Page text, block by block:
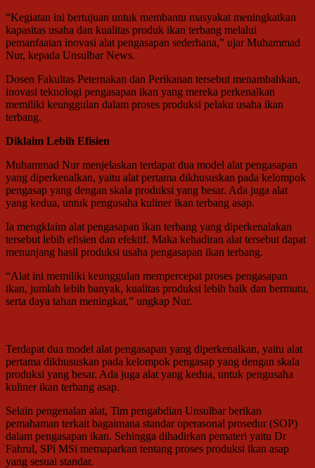
“Kegiatan ini bertujuan untuk membantu masyakat meningkatkan
kapasitas usaha dan kualitas produk ikan terbang melalui
pemanfaatan inovasi alat pengasapan sederhana,” ujar Muhammad
Nur, kepada Unsulbar News.
Dosen Fakultas Peternakan dan Perikanan tersebut menambahkan,
inovasi teknologi pengasapan ikan yang mereka perkenalkan
memiliki keunggulan dalam proses produksi pelaku usaha ikan
terbang.
Diklaim Lebih Efisien
Muhammad Nur menjelaskan terdapat dua model alat pengasapan
yang diperkenalkan, yaitu alat pertama dikhususkan pada kelompok
pengasap yang dengan skala produksi yang besar. Ada juga alat
yang kedua, untuk pengusaha kuliner ikan terbang asap.
Ia mengklaim alat pengasapan ikan terbang yang diperkenalakan
tersebut lebih efisien dan efektif. Maka kehadiran alat tersebut dapat
menunjang hasil produksi usaha pengasapan ikan terbang.
“Alat ini memiliki keunggulan mempercepat proses pengasapan
ikan, jumlah lebih banyak, kualitas produksi lebih baik dan bermutu,
serta daya tahan meningkat,” ungkap Nur.
Terdapat dua model alat pengasapan yang diperkenalkan, yaitu alat
pertama dikhususkan pada kelompok pengasap yang dengan skala
produksi yang besar. Ada juga alat yang kedua, untuk pengusaha
kuliner ikan terbang asap.
Selain pengenalan alat, Tim pengabdian Unsulbar berikan
pemahaman terkait bagaimana standar operasonal prosedur (SOP)
dalam pengasapan ikan. Sehingga dihadirkan pemateri yaitu Dr
Fahrul, SPi MSi memaparkan tentang proses produksi ikan asap
yang sesuai standar.